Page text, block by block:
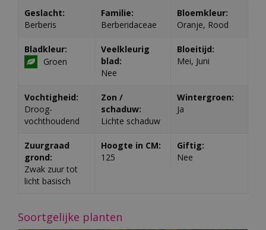
Geslacht:
Berberis
Familie:
Berberidaceae
Bloemkleur:
Oranje, Rood
Bladkleur:
Groen
Veelkleurig
blad:
Nee
Bloeitijd:
Mei, Juni
Vochtigheid:
Droog-
vochthoudend
Zon /
schaduw:
Lichte schaduw
Wintergroen:
Ja
Zuurgraad
grond:
Zwak zuur tot
licht basisch
Hoogte in CM:
125
Giftig:
Nee
Soortgelijke planten